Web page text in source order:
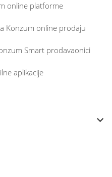
online platforme
Konzum online prodaju
Smart prodavaonici
aplikacije